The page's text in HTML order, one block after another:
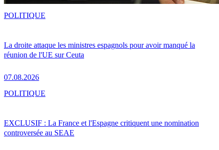
La droite attaque les ministres espagnols pour avoir manqué la
réunion de l'UE sur Ceuta
07.08.2026
POLITIQUE
EXCLUSIF : La France et l'Espagne critiquent une nomination
controversée au SEAE
POLITIQUE